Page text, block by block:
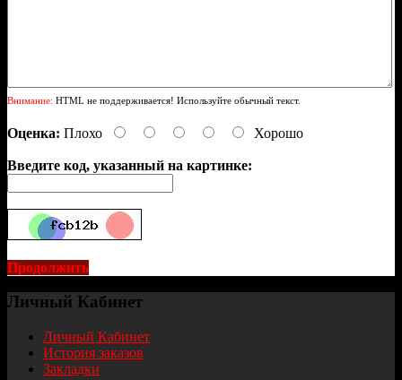
Внимание: HTML не поддерживается! Используйте обычный текст.
Оценка: Плохо Хорошо
Введите код, указанный на картинке:
Продолжить
Личный Кабинет
Личный Кабинет
История заказов
Закладки